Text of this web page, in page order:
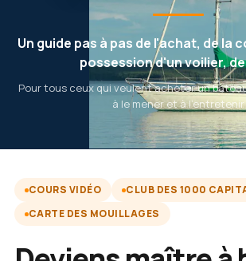
Un guide pas à pas de l'achat, de la
possession d'un voilier, de
Pour tous ceux qui veulent acheter un
à le mener et à l'entretenir
COURS VIDÉO
CLUB DES 1000
CARTE DES MOUILLAGES